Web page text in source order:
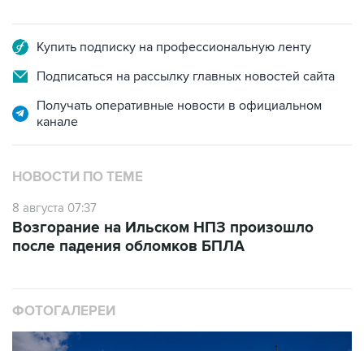
Купить подписку на профессиональную ленту
Подписаться на рассылку главных новостей сайта
Получать оперативные новости в официальном
канале
НОВОСТИ ПО ТЕМЕ
8 августа 07:37
Возгорание на Ильском НПЗ произошло
после падения обломков БПЛА
ФОТОГАЛЕРЕИ